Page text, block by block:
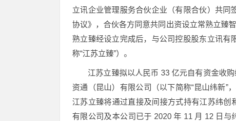
立讯企业管理服务合伙企业（有限合伙）共同
协议》，合伙各方同意共同出资设立常熟立臻
熟立臻经设立完成后，与公司控股股东立讯有
称“江苏立臻”）。
江苏立臻拟以人民币 33 亿元自有资金收
资通（昆山）有限公司（以下简称“昆山纬新”
江苏立臻将通过直接及间接方式持有江苏纬
有限公司及本公司已于 2020 年 11 月 12 日